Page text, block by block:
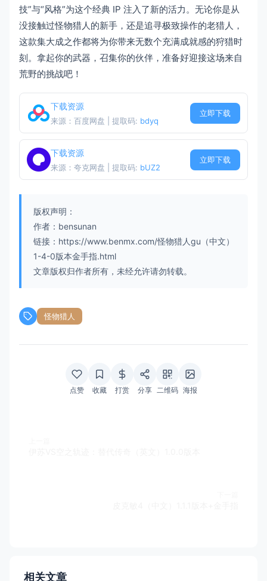
技”与“风格”为这个经典 IP 注入了新的活力。无论你是从
没接触过怪物猎人的新手，还是追寻极致操作的老猎人，
这款集大成之作都将为你带来无数个充满成就感的狩猎时
刻。拿起你的武器，召集你的伙伴，准备好迎接这场来自
荒野的挑战吧！
下载资源
来源：百度网盘 | 提取码: bdyq
立即下载
下载资源
来源：夸克网盘 | 提取码: bUZ2
立即下载
版权声明：
作者：bensunan
链接：https://www.benmx.com/怪物猎人gu（中文）
1-4-0版本金手指.html
文章版权归作者所有，未经允许请勿转载。
怪物猎人
点赞 收藏 打赏 分享 二维码 海报
相关文章